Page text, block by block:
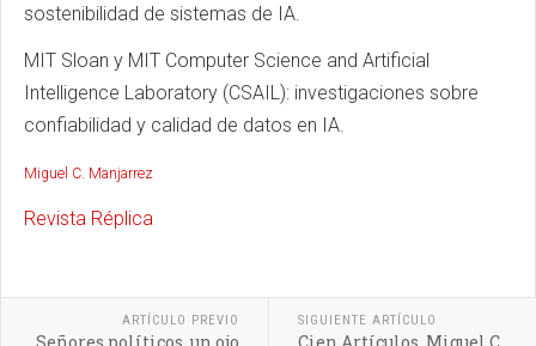
sostenibilidad de sistemas de IA.
MIT Sloan y MIT Computer Science and Artificial
Intelligence Laboratory (CSAIL): investigaciones sobre
confiabilidad y calidad de datos en IA.
Miguel C. Manjarrez
Revista Réplica
ARTÍCULO PREVIO
Señores políticos, un ojo
SIGUIENTE ARTÍCULO
Cien Artículos, Miguel C